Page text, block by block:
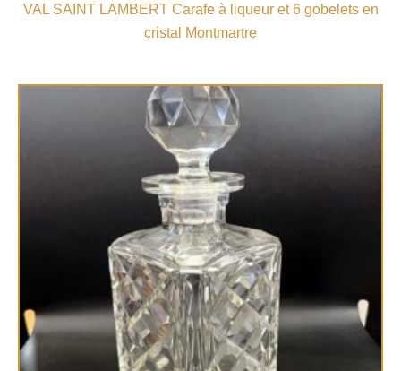
VAL SAINT LAMBERT Carafe à liqueur et 6 gobelets en
cristal Montmartre